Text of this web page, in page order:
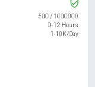
500 / 1000000
0-12 Hours
1-10K/Day